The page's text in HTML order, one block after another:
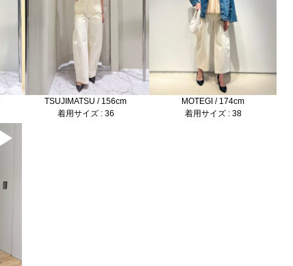
TSUJIMATSU / 156cm
着用サイズ : 36
MOTEGI / 174cm
着用サイズ : 38